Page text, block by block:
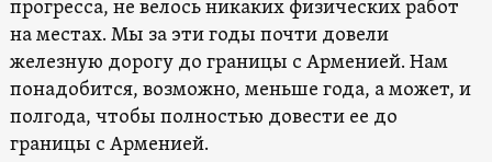
прогресса, не велось никаких физических работ
на местах. Мы за эти годы почти довели
железную дорогу до границы с Арменией. Нам
понадобится, возможно, меньше года, а может, и
полгода, чтобы полностью довести ее до
границы с Арменией.